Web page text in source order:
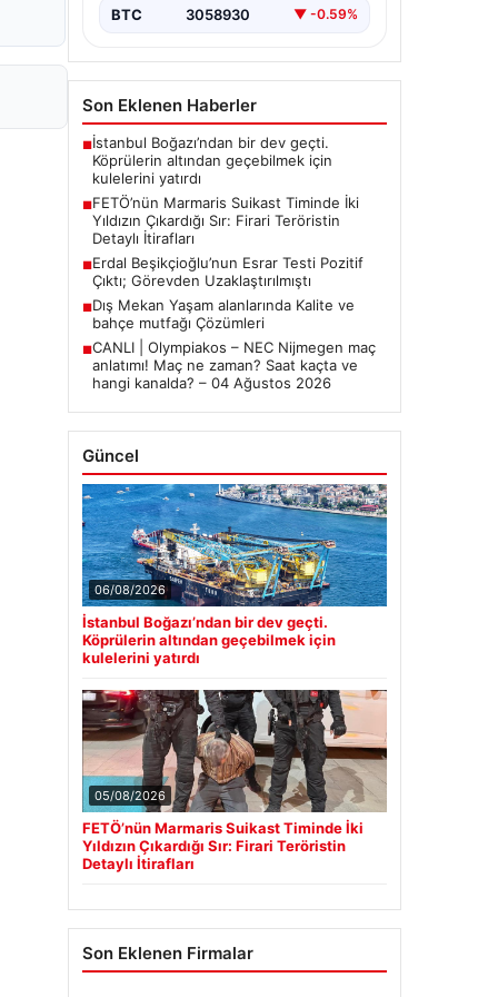
bırakmıyor. Bu girişimin…
BTC 3058930 ▼ -0.59%
Son Eklenen Haberler
■İstanbul Boğazı’ndan bir dev geçti.
Köprülerin altından geçebilmek için
kulelerini yatırdı
■FETÖ’nün Marmaris Suikast Timinde İki
Yıldızın Çıkardığı Sır: Firari Teröristin
Detaylı İtirafları
■Erdal Beşikçioğlu’nun Esrar Testi Pozitif
Çıktı; Görevden Uzaklaştırılmıştı
■Dış Mekan Yaşam alanlarında Kalite ve
bahçe mutfağı Çözümleri
■CANLI | Olympiakos – NEC Nijmegen maç
anlatımı! Maç ne zaman? Saat kaçta ve
hangi kanalda? – 04 Ağustos 2026
Güncel
06/08/2026
İstanbul Boğazı’ndan bir dev geçti.
Köprülerin altından geçebilmek için
kulelerini yatırdı
05/08/2026
FETÖ’nün Marmaris Suikast Timinde İki
Yıldızın Çıkardığı Sır: Firari Teröristin
Detaylı İtirafları
Son Eklenen Firmalar